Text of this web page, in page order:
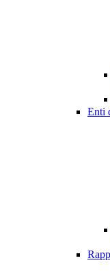
Enti